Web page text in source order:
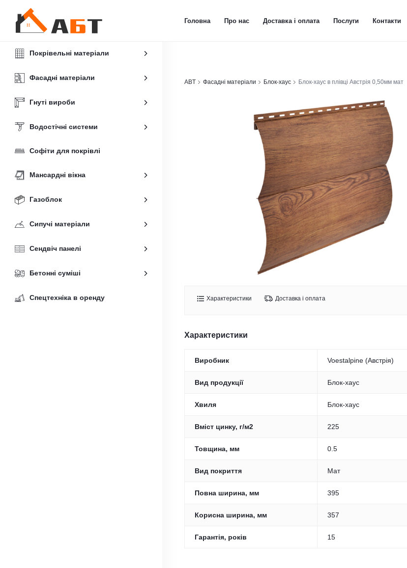
Головна Про нас Доставка і оплата Послуги Контакти
Покрівельні матеріали
Фасадні матеріали
Гнуті вироби
Водостічні системи
Софіти для покрівлі
Мансардні вікна
Газоблок
Сипучі матеріали
Сендвіч панелі
Бетонні суміші
Спецтехніка в оренду
ABT Фасадні матеріали Блок-хаус Блок-хаус в плівці Австрія 0,50мм мат
Характеристики
Доставка і оплата
Характеристики
Виробник Voestalpine (Австрія)
Вид продукції Блок-хаус
Хвиля Блок-хаус
Вміст цинку, г/м2 225
Товщина, мм 0.5
Вид покриття Мат
Повна ширина, мм 395
Корисна ширина, мм 357
Гарантія, років 15